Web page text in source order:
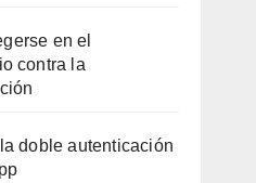
en el
contra la
doble autenticación